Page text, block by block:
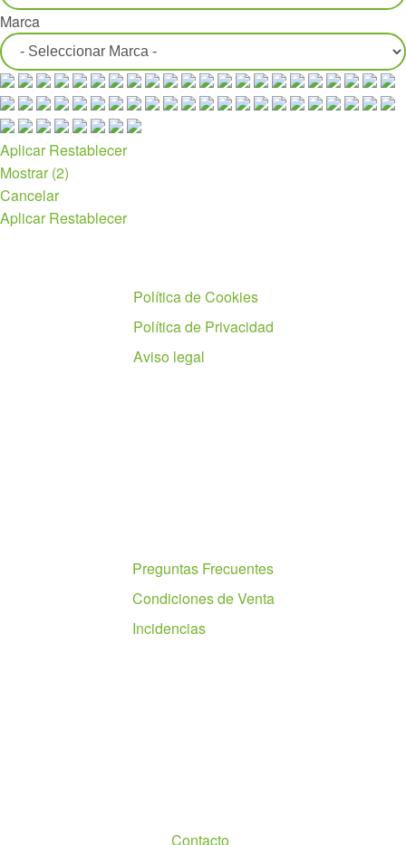
Marca
Aplicar Restablecer
Mostrar(2)
Cancelar
Aplicar Restablecer
Política de Cookies
Política de Privacidad
Aviso legal
Preguntas Frecuentes
Condiciones de Venta
Incidencias
Contacto